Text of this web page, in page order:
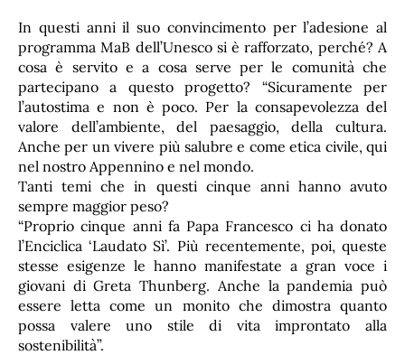
In questi anni il suo convincimento per l’adesione al
programma MaB dell’Unesco si è rafforzato, perché? A
cosa è servito e a cosa serve per le comunità che
partecipano a questo progetto? “Sicuramente per
l’autostima e non è poco. Per la consapevolezza del
valore dell’ambiente, del paesaggio, della cultura.
Anche per un vivere più salubre e come etica civile, qui
nel nostro Appennino e nel mondo.
Tanti temi che in questi cinque anni hanno avuto
sempre maggior peso?
“Proprio cinque anni fa Papa Francesco ci ha donato
l’Enciclica ‘Laudato Sì’. Più recentemente, poi, queste
stesse esigenze le hanno manifestate a gran voce i
giovani di Greta Thunberg. Anche la pandemia può
essere letta come un monito che dimostra quanto
possa valere uno stile di vita improntato alla
sostenibilità”.